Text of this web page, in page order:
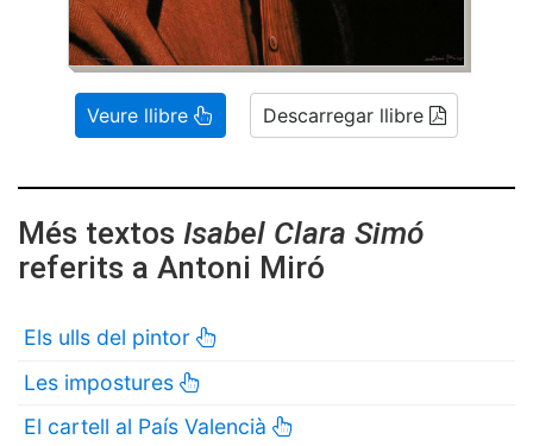
Veure llibre Descarregar llibre
Més textos Isabel Clara Simó
referits a Antoni Miró
Els ulls del pintor
Les impostures
El cartell al País Valencià